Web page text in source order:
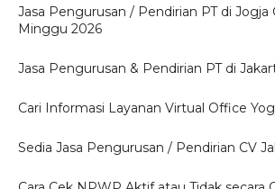
Jasa Pengurusan / Pendirian PT di Jogja
Minggu 2026
Jasa Pengurusan & Pendirian PT di
Cari Informasi Layanan Virtual Office
Sedia Jasa Pengurusan / Pendirian CV